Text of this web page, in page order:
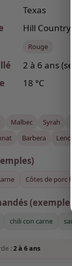
Texas
Hill Country
Rouge
2 à 6 ans
18 °C
Malbec Syrah
Barbera
Côtes de porc
(exemples)
chili con carne
: 2 à 6 ans